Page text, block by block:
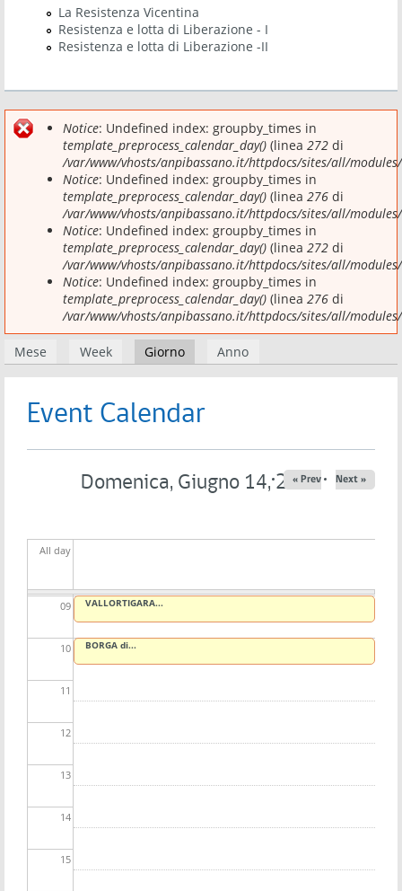
La Resistenza Vicentina
Resistenza e lotta di Liberazione - I
Resistenza e lotta di Liberazione -II
Messaggio di errore
Notice: Undefined index: groupby_times in
template_preprocess_calendar_day() (linea 272 di
/var/www/vhosts/anpibassano.it/httpdocs/sites/all/
Notice: Undefined index: groupby_times in
template_preprocess_calendar_day() (linea 276 di
/var/www/vhosts/anpibassano.it/httpdocs/sites/all/
Notice: Undefined index: groupby_times in
template_preprocess_calendar_day() (linea 272 di
/var/www/vhosts/anpibassano.it/httpdocs/sites/all/
Notice: Undefined index: groupby_times in
template_preprocess_calendar_day() (linea 276 di
/var/www/vhosts/anpibassano.it/httpdocs/sites/all/
Schede primarie
Mese Week Giorno(scheda attiva)
Anno
Event Calendar
Domenica, Giugno 14, 2026
« Prev Next »
All day
Before
01
01
02
09
10
11
12
13
14
15
VALLORTIGARA...
BORGA di...